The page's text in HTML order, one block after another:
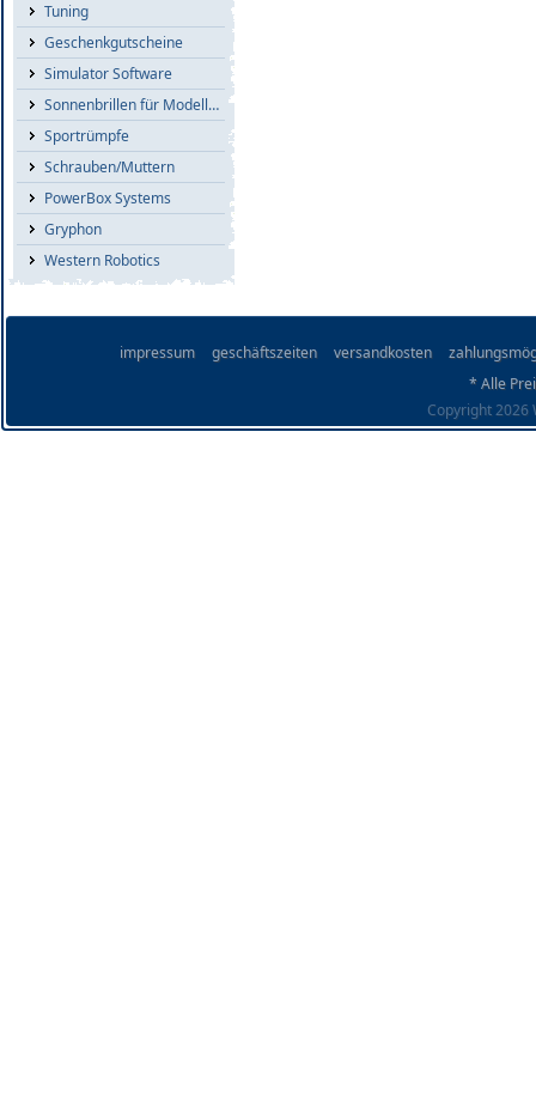
Tuning
Geschenkgutscheine
Simulator Software
Sonnenbrillen für Modellflieger
Sportrümpfe
Schrauben/Muttern
PowerBox Systems
Gryphon
Western Robotics
impressum geschäftszeiten versandkosten
* Alle
Copyright 2026